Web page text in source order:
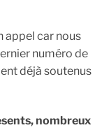
appel car nous
numéro de
déjà soutenus
nombreux